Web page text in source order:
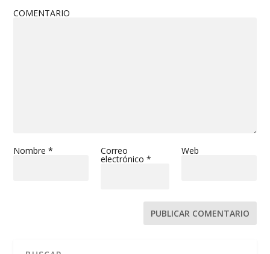
COMENTARIO
Nombre* Correo
electrónico *
Web